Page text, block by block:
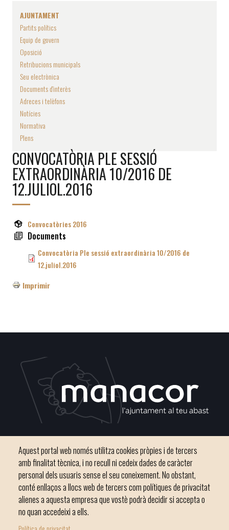
AJUNTAMENT
Partits polítics
Equip de govern
Oposició
Retribucions municipals
Seu electrònica
Documents d'interès
Adreces i telèfons
Notícies
Normativa
Plens
CONVOCATÒRIA PLE SESSIÓ
EXTRAORDINÀRIA 10/2016 DE
12.JULIOL.2016
Convocatòries 2016
Documents
Convocatòria Ple sessió extraordinària 10/2016 de
12.juliol.2016
Imprimir
Inici Ajuntament El nostre municipi
Telèfon 971 84 91 00 - CIF: P0703300D
Aquest portal web només utilitza cookies pròpies i de tercers
amb finalitat tècnica, i no recull ni cedeix dades de caràcter
personal dels usuaris sense el seu coneixement. No obstant,
conté enllaços a llocs web de tercers com polítiques de privacitat
alienes a aquesta empresa que vostè podrà decidir si accepta o
no quan accedeixi a ells.